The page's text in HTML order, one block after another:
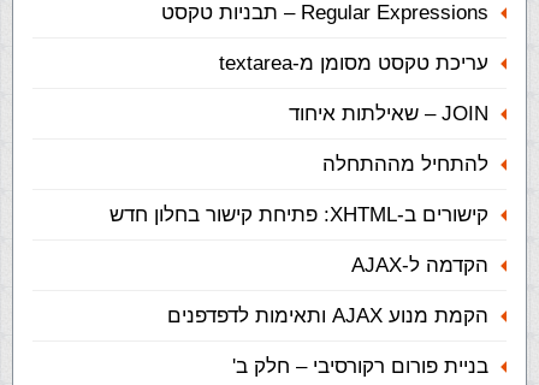
Regular Expressions – תבניות טקסט
עריכת טקסט מסומן מ-textarea
JOIN – שאילתות איחוד
להתחיל מההתחלה
קישורים ב-XHTML: פתיחת קישור בחלון חדש
הקדמה ל-AJAX
הקמת מנוע AJAX ותאימות לדפדפנים
בניית פורום רקורסיבי – חלק ב'